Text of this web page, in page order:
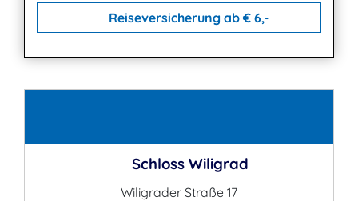
Reiseversicherung ab € 6,-
Schloss Wiligrad
Wiligrader Straße 17